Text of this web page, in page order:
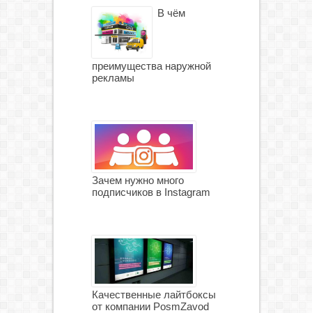
В чём
преимущества наружной
рекламы
Зачем нужно много
подписчиков в Instagram
Качественные лайтбоксы
от компании PosmZavod